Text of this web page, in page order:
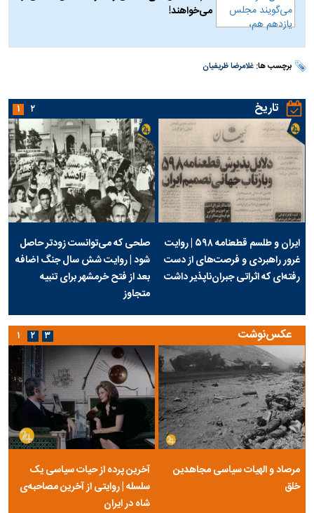
می‌خواهند!
برچسب ها:غلامرضا ظریفیان
تاریخ
ایران و طلسم قطعنامه ۵۹۸ | روایت
غرور راهبردی و فرصت‌های از دست
رفته‌ای که اثراتی جبران‌ناپذیر داشت
صلحی که می‌توانست زودتر حاصل
شود | روایت شش سال جنگ اضافه
بعد از فتح خرمشهر برای تنبیه
متجاوز
۱ ۲
عکس‌نوشت
مرصاد و الهیات سیاسی مجاهدین
خلق
آخرین پرده از حیات سیاسی یک
سلسله | روایتی از آخرین مصاحبه‌ی
شاه در ایران
۱ ۲ ۳